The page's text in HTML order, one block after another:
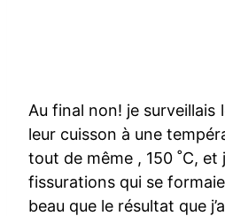
Au final non! je surveillais
leur cuisson à une
tout de même , 150 ˚C, et
fissurations qui se
beau que le résultat que